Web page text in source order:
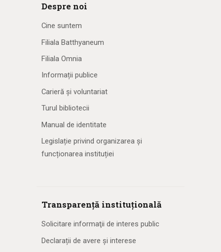
Despre noi
Cine suntem
Filiala Batthyaneum
Filiala Omnia
Informații publice
Carieră și voluntariat
Turul bibliotecii
Manual de identitate
Legislație privind organizarea și
funcționarea instituției
Transparență instituțională
Solicitare informaţii de interes public
Declarații de avere și interese